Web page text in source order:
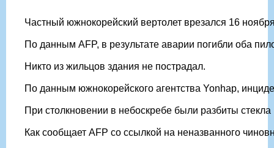
Частный южнокорейский вертолет врезался 16
По данным AFP, в результате аварии погибли оба
Никто из жильцов здания не пострадал.
По данным южнокорейского агентства Yonhap,
При столкновении в небоскребе были разбиты
Как сообщает AFP со ссылкой на неназванного